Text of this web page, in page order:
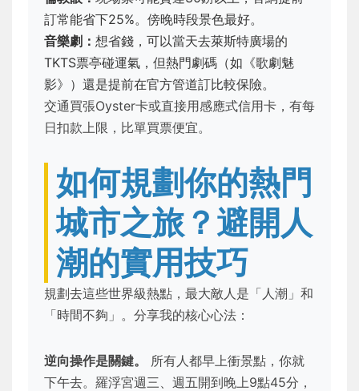
訂常能省下25%。傍晚時段景色最好。
音樂劇： 想省錢，可以當天去萊斯特廣場的
TKTS票亭碰運氣，但熱門劇碼（如《歌劇魅
影》）還是提前在官方管道訂比較保險。
交通買張Oyster卡或直接用感應式信用卡，有每
日扣款上限，比單買票便宜。
如何規劃你的熱門
城市之旅？避開人
潮的實用技巧
規劃去這些世界級熱點，最大敵人是「人潮」和
「時間不夠」。分享我的核心心法：
逆向操作是關鍵。
所有人都早上衝景點，你就
下午去。羅浮宮週三、週五開到晚上9點45分，